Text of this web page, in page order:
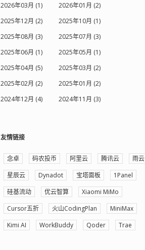
2026年03月 (1)
2026年01月 (2)
2025年12月 (2)
2025年10月 (1)
2025年08月 (3)
2025年07月 (3)
2025年06月 (1)
2025年05月 (1)
2025年04月 (5)
2025年03月 (2)
2025年02月 (2)
2025年01月 (2)
2024年12月 (4)
2024年11月 (3)
友情链接
念卓 码农投币 阿里云 腾讯云
雨云
星辰云
Dynadot 宝塔面板
1Panel
硅基流动
优云智算
Xiaomi MiMo
Cursor五折
火山CodingPlan
MiniMax
Kimi AI
WorkBuddy Qoder Trae